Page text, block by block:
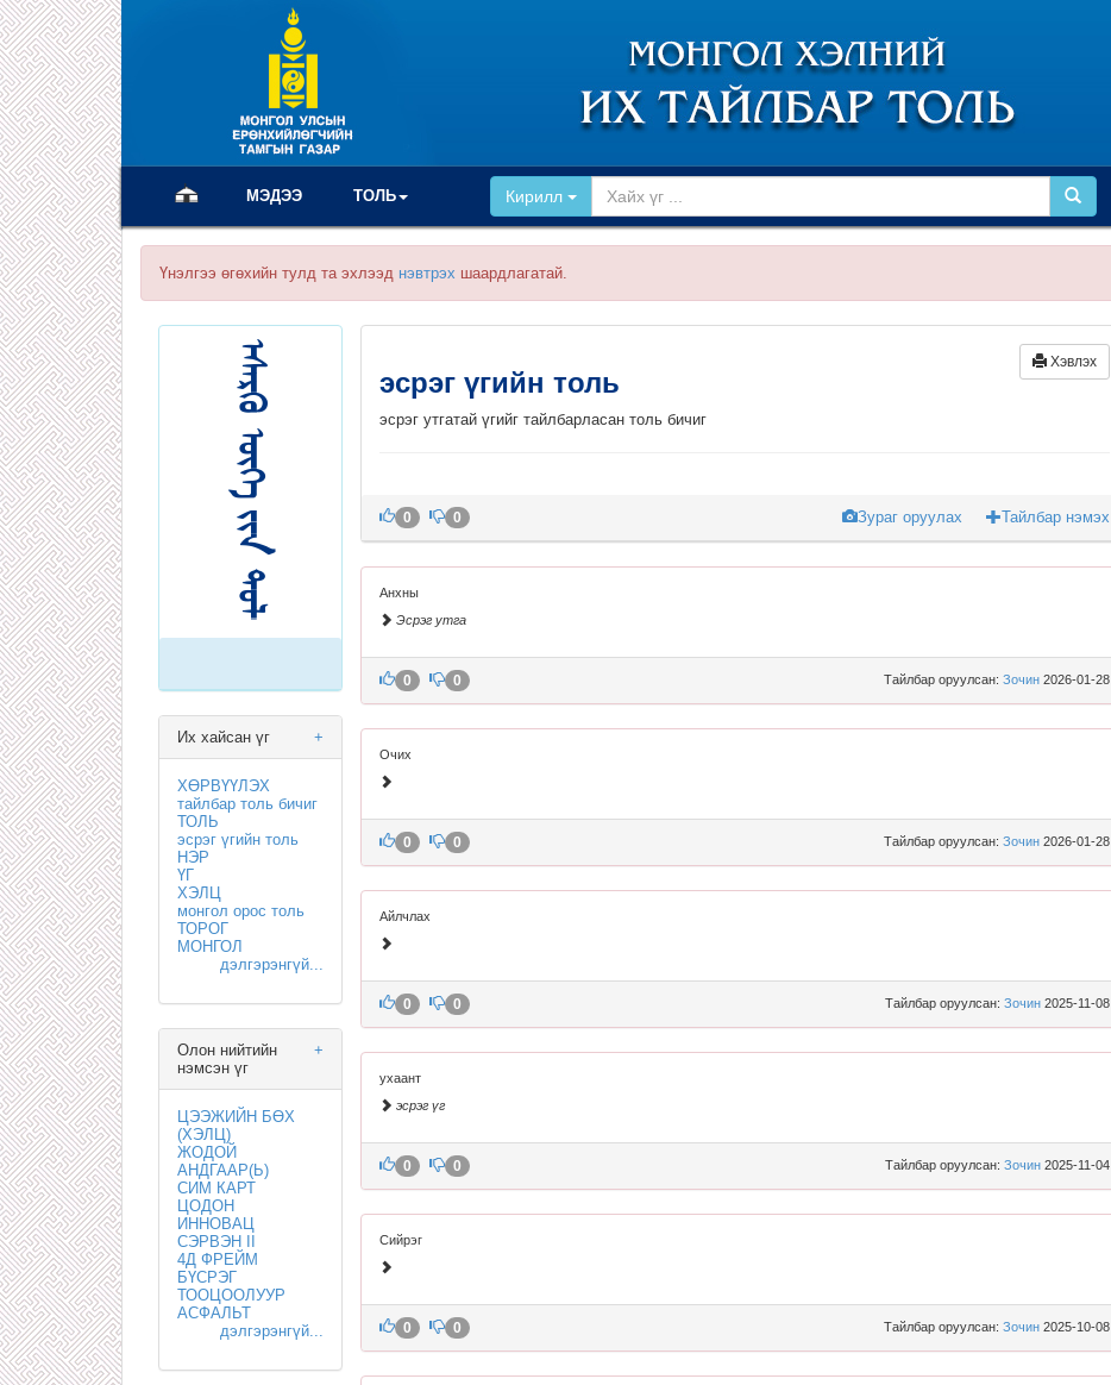
(current)МЭДЭЭ ТОЛЬ Кирилл
Үнэлгээ өгөхийн тулд та эхлээд нэвтрэх шаардлагатай.
+
Их хайсан үг
ХӨРВҮҮЛЭХ
тайлбар толь бичиг
ТОЛЬ
эсрэг үгийн толь
НЭР
ҮГ
ХЭЛЦ
монгол орос толь
ТОРОГ
МОНГОЛ
дэлгэрэнгүй...
+
Олон нийтийн
нэмсэн үг
ЦЭЭЖИЙН БӨХ
(ХЭЛЦ)
ЖОДОЙ
АНДГААР(Ь)
СИМ КАРТ
ЦОДОН
ИННОВАЦ
СЭРВЭН II
4Д ФРЕЙМ
БҮСРЭГ
ТООЦООЛУУР
АСФАЛЬТ
дэлгэрэнгүй...
Хэвлэх
эсрэг үгийн толь
эсрэг утгатай үгийг тайлбарласан толь бичиг
Зураг оруулах Тайлбар нэмэх
0 0
Анхны
Эсрэг утга
Тайлбар оруулсан: Зочин 2026-01-28
0 0
Очих
Тайлбар оруулсан: Зочин 2026-01-28
0 0
Айлчлах
Тайлбар оруулсан: Зочин 2025-11-08
0 0
ухаант
эсрэг үг
Тайлбар оруулсан: Зочин 2025-11-04
0 0
Сийрэг
Тайлбар оруулсан: Зочин 2025-10-08
0 0